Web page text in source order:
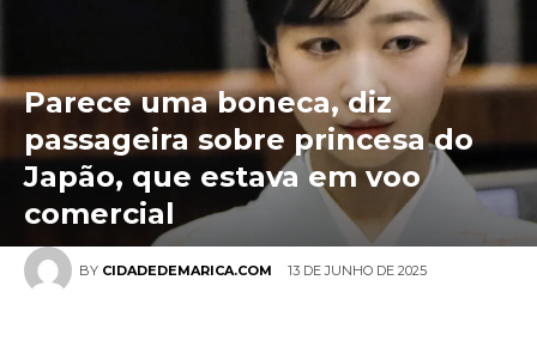
BY CIDADEDEMARICA.COM 13 DE JUNHO DE 2025
Parece uma boneca, diz
passageira sobre princesa do
Japão, que estava em voo
comercial